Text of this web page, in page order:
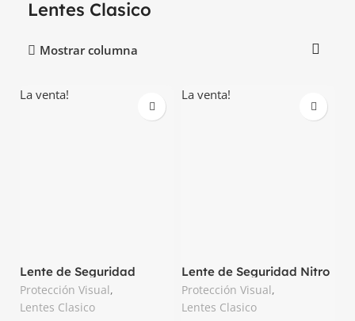
Lentes Clasico
Mostrar columna
La venta!
Lente de Seguridad
Clásico AF 3M
Protección Visual,
Lentes Clasico
La venta!
Lente de Seguridad Nitro
AF Steelpro
Protección Visual,
Lentes Clasico